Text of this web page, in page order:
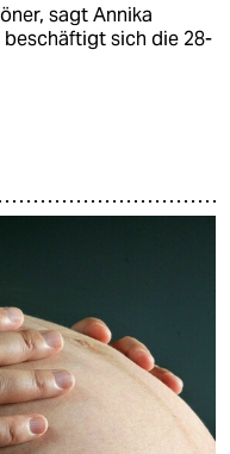
sagt Annika
sich die 28-